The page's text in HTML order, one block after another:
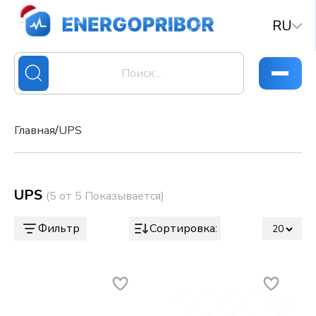
RU
Главная/UPS
UPS (5 от 5 Показывается)
Фильтр Сортировка: